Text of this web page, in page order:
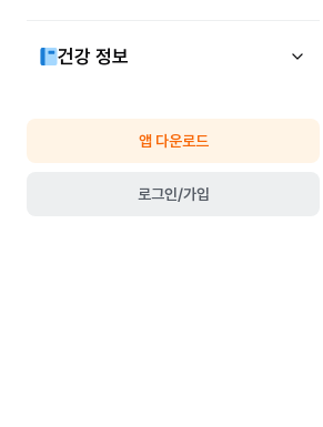
건강 정보
앱 다운로드
로그인/가입